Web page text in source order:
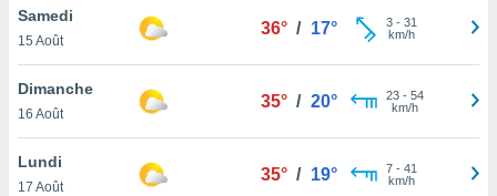
en
de
Samedi
15 Août
36° / 17° 3- 31
km/h
Dimanche
16 Août
35° / 20° 23- 54
km/h
Lundi
17 Août
35° / 19° 7- 41
km/h